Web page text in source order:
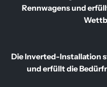
Rennwagens und
Die Inverted-Installation
und erfüllt die